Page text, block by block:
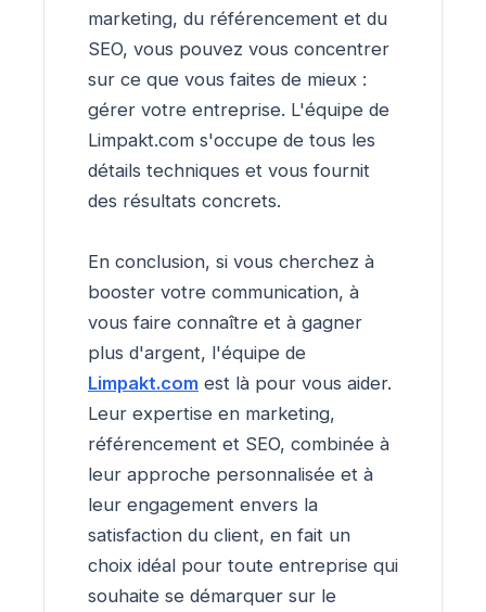
marketing, du référencement et du
SEO, vous pouvez vous concentrer
sur ce que vous faites de mieux :
gérer votre entreprise. L'équipe de
Limpakt.com s'occupe de tous les
détails techniques et vous fournit
des résultats concrets.
En conclusion, si vous cherchez à
booster votre communication, à
vous faire connaître et à gagner
plus d'argent, l'équipe de
Limpakt.com est là pour vous aider.
Leur expertise en marketing,
référencement et SEO, combinée à
leur approche personnalisée et à
leur engagement envers la
satisfaction du client, en fait un
choix idéal pour toute entreprise qui
souhaite se démarquer sur le